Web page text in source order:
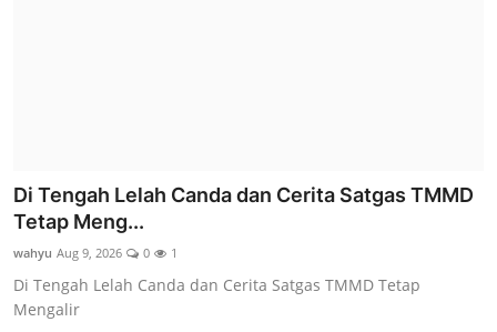
Di Tengah Lelah Canda dan Cerita Satgas TMMD
Tetap Meng...
wahyu Aug 9, 2026 0 1
Di Tengah Lelah Canda dan Cerita Satgas TMMD Tetap
Mengalir